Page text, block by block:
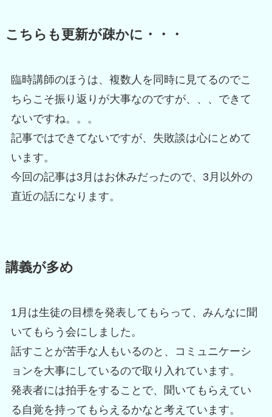
こちらも更新が疎かに・・・
臨時講師のほうは、複数人を同時に見てるのでこ
ちらこそ振り返りが大事なのですが、、、できて
ないですね。。。
記事ではできてないですが、失敗談は心にとめて
います。
今回の記事は3月はお休みだったので、3月以外の
直近の話になります。
講義が多め
1月は生徒の目標を発表してもらって、みんなに聞
いてもらう会にしました。
話すことが苦手な人もいるのと、コミュニケーシ
ョンを大事にしているので取り入れています。
発表者には拍手をすることで、聞いてもらえてい
る自覚を持ってもらえるかなと考えています。